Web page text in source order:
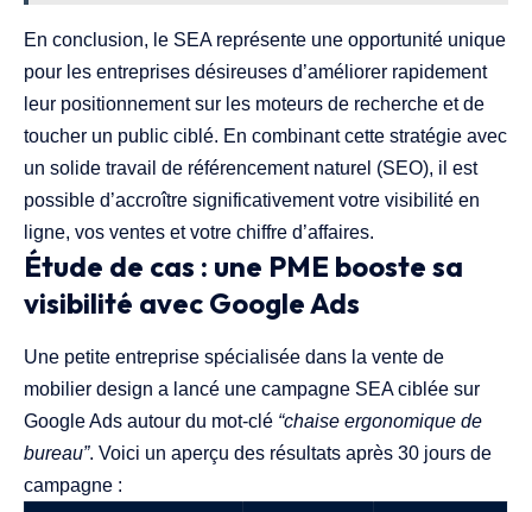
En conclusion, le SEA représente une opportunité unique
pour les entreprises désireuses d’améliorer rapidement
leur positionnement sur les moteurs de recherche et de
toucher un public ciblé. En combinant cette stratégie avec
un solide travail de référencement naturel (SEO), il est
possible d’accroître significativement votre visibilité en
ligne, vos ventes et votre chiffre d’affaires.
Étude de cas : une PME booste sa
visibilité avec Google Ads
Une petite entreprise spécialisée dans la vente de
mobilier design a lancé une campagne SEA ciblée sur
Google Ads autour du mot-clé “chaise ergonomique de
bureau”. Voici un aperçu des résultats après 30 jours de
campagne :